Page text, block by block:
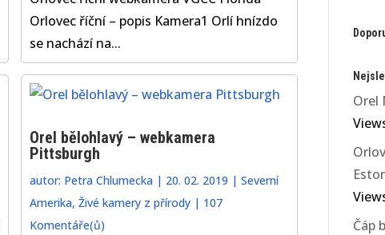
Orlovec říční – popis Kamera1 Orlí hnízdo
se nachází na...
Orel bělohlavý – webkamera
Pittsburgh
autor: Petra Chlumecka| 20. 02. 2019 | Severní
Amerika, Živé kamery z přírody| 107
Komentáře(ů)
Orel
Čáp